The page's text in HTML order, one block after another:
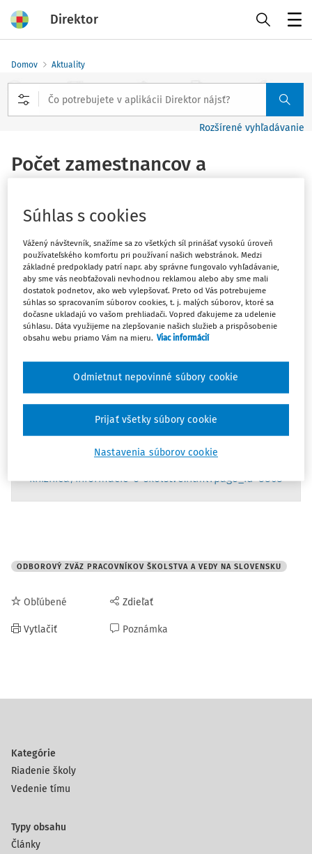
Direktor
Domov Aktuality
Rozšírené vyhľadávanie
Počet zamestnancov a
školstve a na verejných vysokých
školách za rok 2021
Vydané:14. 3. 2022
1 minúta čítania
Odborový zväz pracovníkov školstva a vedy na Slovensku
prináša prehľad zamestnancov a mzdových prostriedkov
za rok 2021.
Prezentácia k
téme:https://www.ozskolstva.sk/files/mzdy_2021.pdf
https://www.cvtisr.sk/cvti-sr-vedecka-
kniznica/informacie-o-skolstve.html?page_id=8868
ODBOROVÝ ZVÄZ PRACOVNÍKOV ŠKOLSTVA A VEDY NA SLOVENSKU
Obľúbené
Vytlačiť
Zdieľať
Poznámka
Kategórie
Riadenie školy
Vedenie tímu
Typy obsahu
Články
Súhlas s cookies
Vážený návštevník, snažíme sa zo všetkých síl prinášať vysokú úroveň
používateľského komfortu pri používaní našich webstránok. Medzi
základné predpoklady patrí napr. aby správne fungovalo vyhľadávanie,
aby sme vás neobťažovali nevhodnou reklamou alebo aby sme mali
dostatok podnetov, ako web vylepšovať. Preto od Vás potrebujeme
súhlas so spracovaním súborov cookies, t. j. malých súborov, ktoré sa
dočasne ukladajú vo vašom prehliadači. Vopred ďakujeme za udelenie
súhlasu. Dáta využijeme na zlepšovanie našich služieb a prispôsobenie
obsahu webu priamo Vám na mieru. Viac informácií
Nastavenia súborov cookie
Odmietnut nepovinné súbory cookie
Prijať všetky súbory cookie